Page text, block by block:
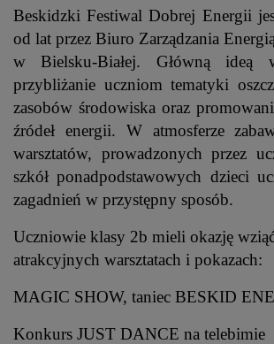
Beskidzki Festiwal Dobrej Energii
od lat przez Biuro Zarządzania Energią
w Bielsku-Białej. Główną ideą
przybliżanie uczniom tematyki
zasobów środowiska oraz
źródeł energii. W atmosferze
warsztatów, prowadzonych przez
szkół ponadpodstawowych dzieci
zagadnień w przystępny sposób.
Uczniowie klasy 2b mieli okazję
atrakcyjnych warsztatach i pokazach:
MAGIC SHOW, taniec BESKID
Konkurs JUST DANCE na telebimie